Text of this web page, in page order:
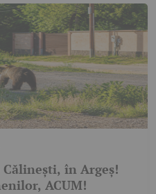
Călinești, în Argeș!
ACUM!